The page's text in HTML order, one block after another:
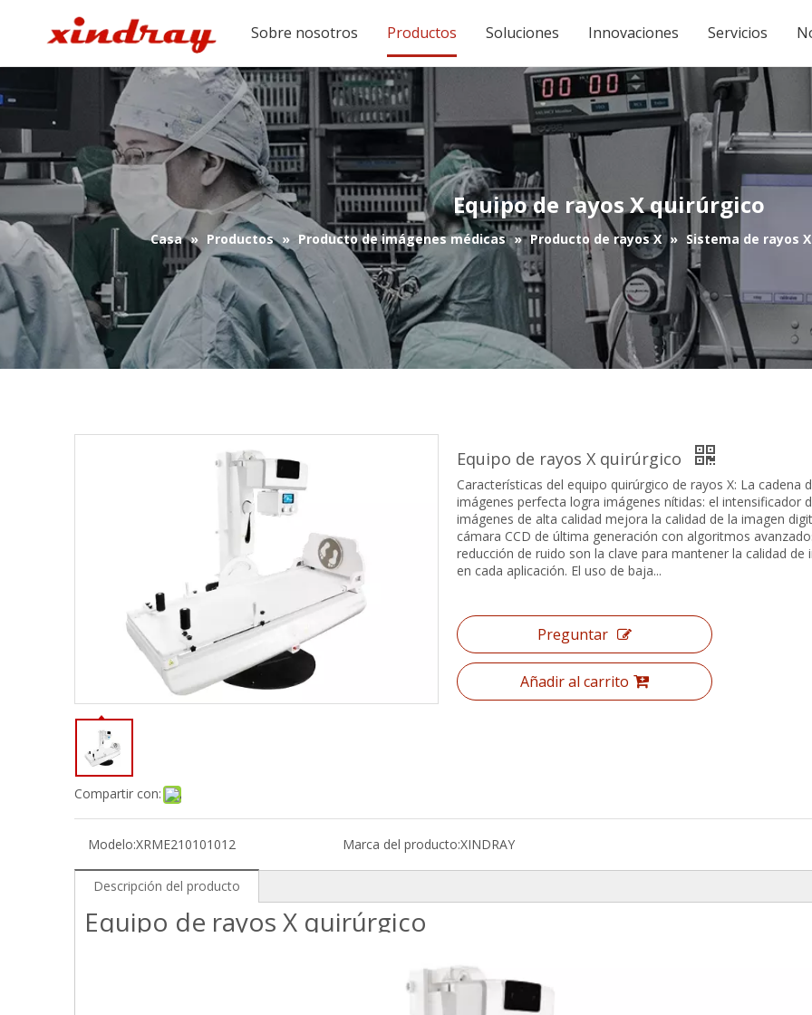
Sobre nosotros Productos Soluciones Innovaciones Servicios
Equipo de rayos X quirúrgico
Casa » Productos » Producto de imágenes médicas » Producto de rayos X » Sistema de rayos
Compartir con:
Equipo de rayos X quirúrgico
Características del equipo quirúrgico de rayos X: La cadena
imágenes perfecta logra imágenes nítidas: el intensificador
imágenes de alta calidad mejora la calidad de la imagen
cámara CCD de última generación con algoritmos
reducción de ruido son la clave para mantener la calidad de
en cada aplicación. El uso de baja...
Preguntar
Añadir al carrito
Modelo:XRME210101012 Marca del producto:XINDRAY
Descripción del producto
Equipo de rayos X quirúrgico